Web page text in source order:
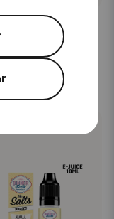
Salt | Berry
| 10ml E-Juice